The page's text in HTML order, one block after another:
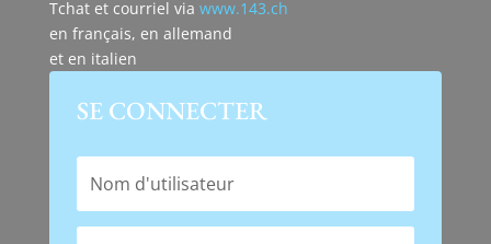
Tchat et courriel via www.143.ch
en français, en allemand
et en italien
SE CONNECTER